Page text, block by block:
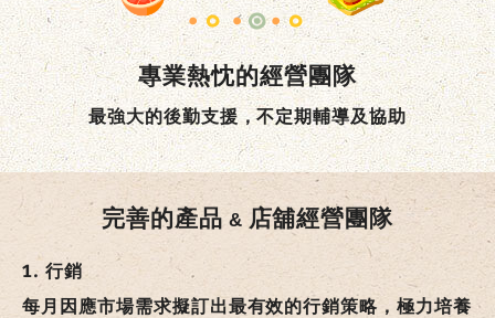
專業熱忱的經營團隊
最強大的後勤支援，不定期輔導及協助
完善的產品 店舖經營團隊
1. 行銷
每月因應市場需求擬訂出最有效的行銷策略，極力培養